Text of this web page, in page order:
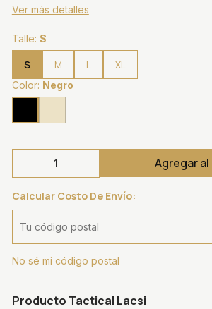
Ver más detalles
Talle: S
S M L XL
Color: Negro
Agregar
Calcular Costo De Envío:
No sé mi código postal
Producto Tactical Lacsi